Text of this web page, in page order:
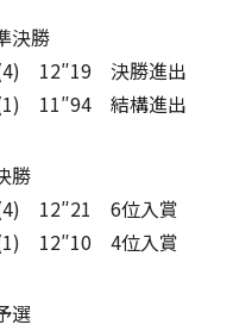
決勝
12″19 決勝進出
11″94 結構進出
勝
12″21 6位入賞
12″10 4位入賞
選